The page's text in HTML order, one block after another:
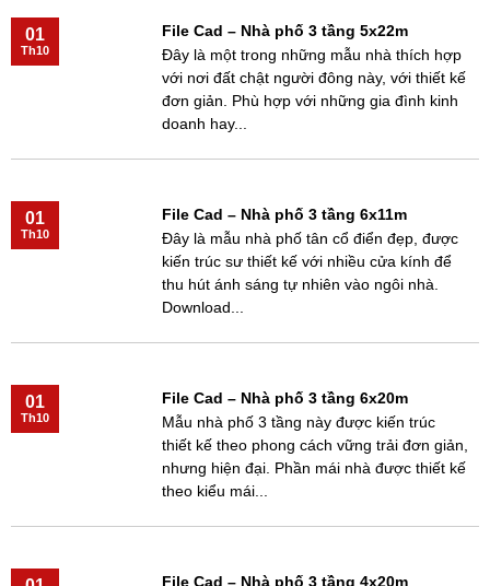
File Cad – Nhà phố 3 tầng 5x22m
Đây là một trong những mẫu nhà thích hợp
với nơi đất chật người đông này, với thiết kế
đơn giản. Phù hợp với những gia đình kinh
doanh hay...
01
Th10
File Cad – Nhà phố 3 tầng 6x11m
Đây là mẫu nhà phố tân cổ điển đẹp, được
kiến trúc sư thiết kế với nhiều cửa kính để
thu hút ánh sáng tự nhiên vào ngôi nhà.
Download...
01
Th10
File Cad – Nhà phố 3 tầng 6x20m
Mẫu nhà phố 3 tầng này được kiến trúc
thiết kế theo phong cách vững trải đơn giản,
nhưng hiện đại. Phần mái nhà được thiết kế
theo kiểu mái...
01
Th10
File Cad – Nhà phố 3 tầng 4x20m